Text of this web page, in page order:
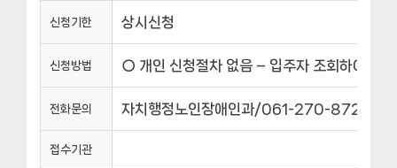
신청기한 상시신청
신청방법 ○ 개인 신청절차 없음 – 입주자 조회하여 일
전화문의 자치행정노인장애인과/061-270-8723
접수기관